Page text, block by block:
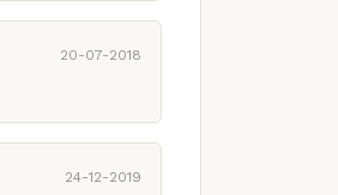
20-07-2018
24-12-2019